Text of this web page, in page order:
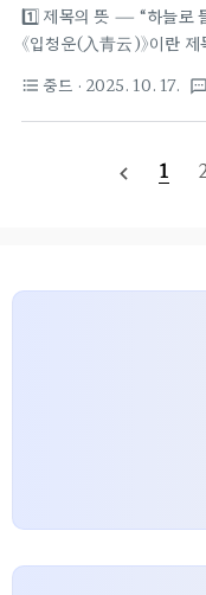
기, 어디까지 갈 수 있을
기본정보유쿠(Youku) 중
THE CLOUDS)장르: 고
원작: 백로성쌍(白鹭成双
1️⃣ 제목의 뜻 ― “하늘로
《입청운(入青云)》이란
는 청운(靑雲)은 물리적 공
원’이에요.“입(入)”은 선
두드리는 행위를 뜻하죠.
기”이자,결국 “신보다 인
format_list_bulleted 중드 · 2025. 10. 17. textsms
navigate_before 1